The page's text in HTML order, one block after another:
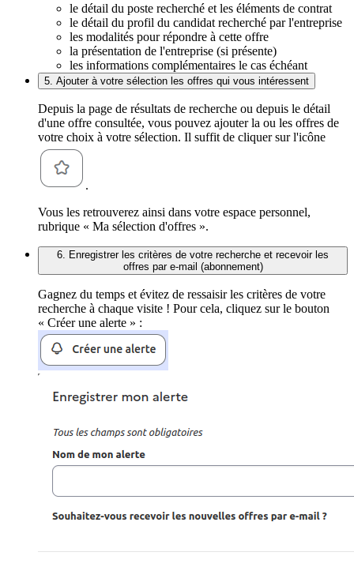
le détail du poste recherché et les éléments de contrat
le détail du profil du candidat recherché par l'entreprise
les modalités pour répondre à cette offre
la présentation de l'entreprise (si présente)
les informations complémentaires le cas échéant
5. Ajouter à votre sélection les offres qui vous intéressent
Depuis la page de résultats de recherche ou depuis le détail
d'une offre consultée, vous pouvez ajouter la ou les offres de
votre choix à votre sélection. Il suffit de cliquer sur l'icône
.
Vous les retrouverez ainsi dans votre espace personnel,
rubrique « Ma sélection d'offres ».
6. Enregistrer les critères de votre recherche et recevoir les
offres par e-mail (abonnement)
Gagnez du temps et évitez de ressaisir les critères de votre
recherche à chaque visite ! Pour cela, cliquez sur le bouton
« Créer une alerte » :